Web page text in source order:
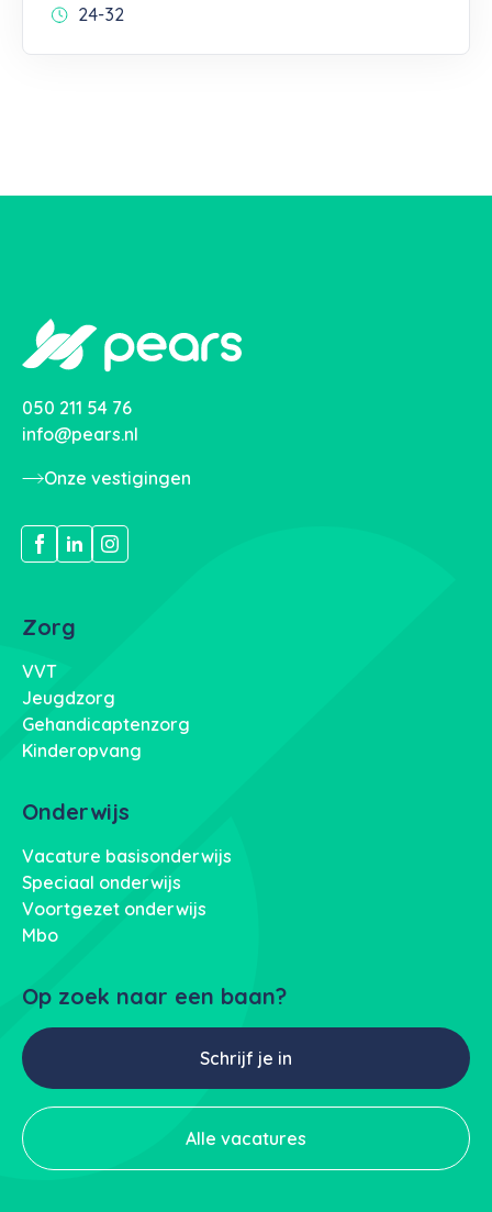
24-32
050 211 54 76
info@pears.nl
Onze vestigingen
Zorg
VVT
Jeugdzorg
Gehandicaptenzorg
Kinderopvang
Onderwijs
Vacature basisonderwijs
Speciaal onderwijs
Voortgezet onderwijs
Mbo
Op zoek naar een baan?
Schrijf je in
Alle vacatures